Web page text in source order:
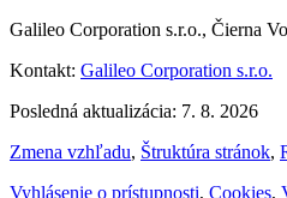
Galileo Corporation s.r.o., Čierna
Kontakt: Galileo Corporation s.r.o.
Posledná aktualizácia: 7. 8. 2026
Zmena vzhľadu, Štruktúra stránok,
Vyhlásenie o prístupnosti, Cookies,